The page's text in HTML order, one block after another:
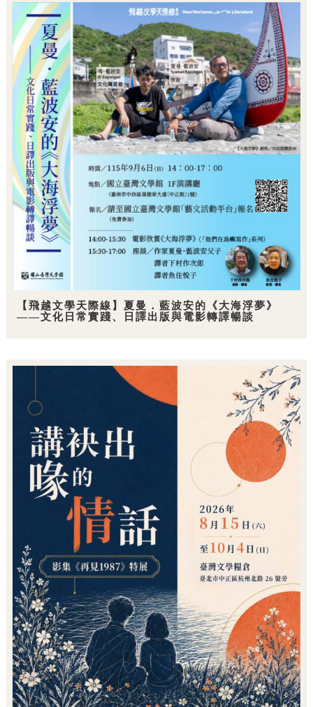
【飛越文學天際線】夏曼．藍波安的《大海浮夢》
——文化日常實踐、日譯出版與電影轉譯暢談